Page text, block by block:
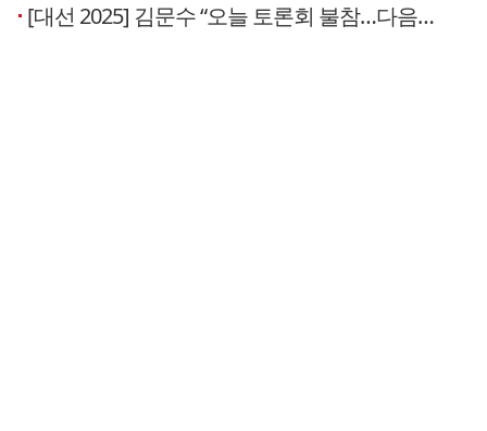
[대선 2025] 김문수 “오늘 토론회 불참…다음주 방송토론·여론조사로 단일화하자”